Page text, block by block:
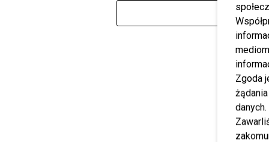
Zgoda
danych.